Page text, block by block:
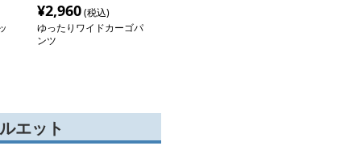
¥2,960(税込)
ゆったりワイドカーゴパ
ンツ
エット